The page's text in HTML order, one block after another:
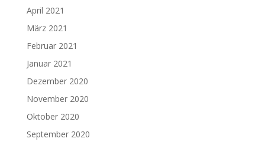
April 2021
März 2021
Februar 2021
Januar 2021
Dezember 2020
November 2020
Oktober 2020
September 2020